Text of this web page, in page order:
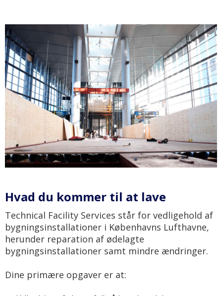
Hvad du kommer til at lave
Technical Facility Services står for vedligehold af
bygningsinstallationer i Københavns Lufthavne,
herunder reparation af ødelagte
bygningsinstallationer samt mindre ændringer.
Dine primære opgaver er at: